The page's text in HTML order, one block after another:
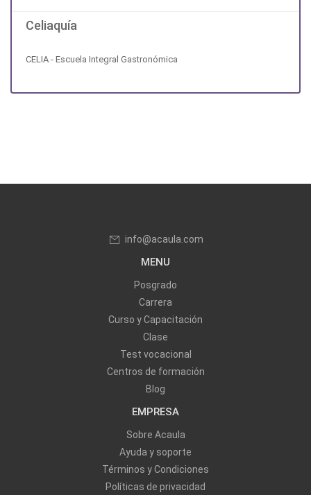
Celiaquía
CELIA - Escuela Integral Gastronómica
info@acaula.com
MENU
Posgrado
Carrera
Curso y Capacitación
Clase
Test vocacional
Centros de formación
Blog
EMPRESA
Sobre Acaula
Ayuda y soporte
Términos y Condiciones
Políticas de privacidad